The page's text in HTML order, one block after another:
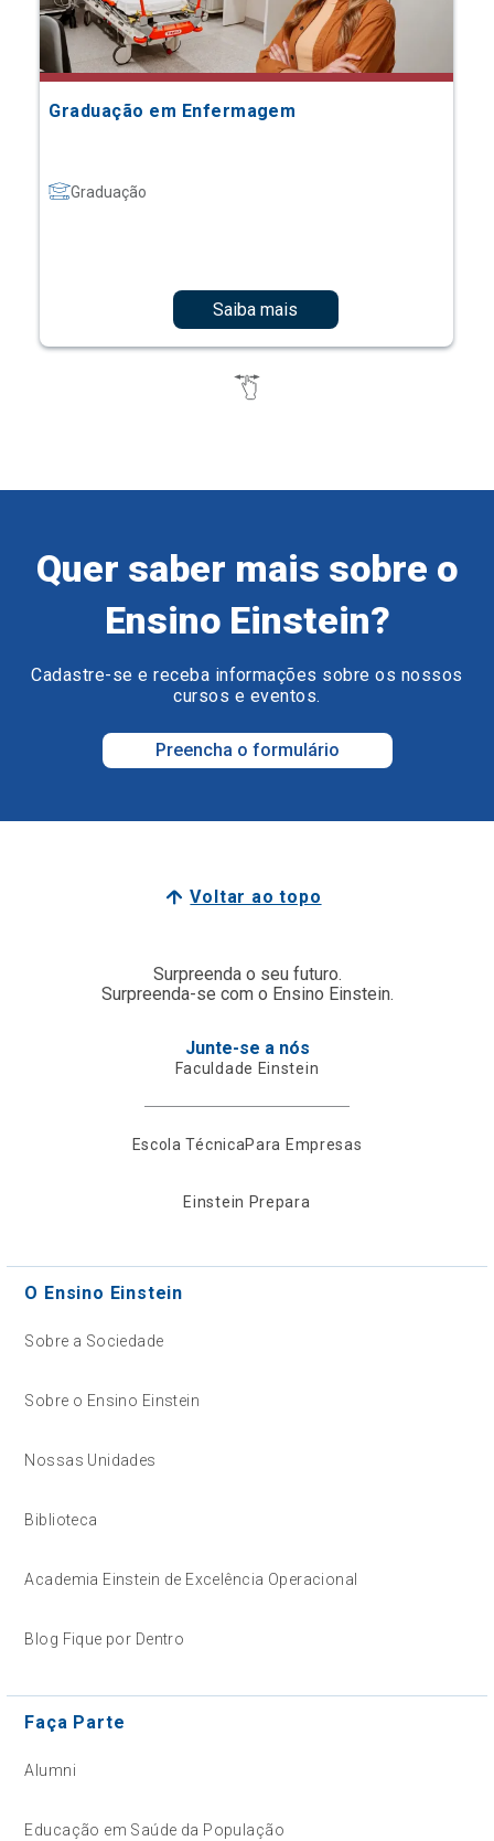
Graduação em Enfermagem
Graduação
Saiba mais
Quer saber mais sobre o
Ensino Einstein?
Cadastre-se e receba informações sobre os nossos
cursos e eventos.
Preencha o formulário
Voltar ao topo
Surpreenda o seu futuro.
Surpreenda-se com o Ensino Einstein.
Junte-se a nós
Faculdade Einstein
Escola TécnicaPara Empresas
Einstein Prepara
O Ensino Einstein
Sobre a Sociedade
Sobre o Ensino Einstein
Nossas Unidades
Biblioteca
Academia Einstein de Excelência Operacional
Blog Fique por Dentro
Faça Parte
Alumni
Educação em Saúde da População